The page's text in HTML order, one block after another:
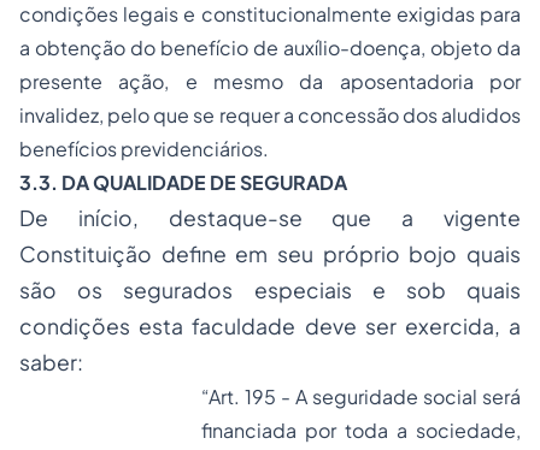
condições legais e constitucionalmente exigidas para
a obtenção do benefício de auxílio-doença, objeto da
presente ação, e mesmo da aposentadoria por
invalidez, pelo que se requer a concessão dos aludidos
benefícios previdenciários.
3.3. DA QUALIDADE DE SEGURADA
De início, destaque-se que a vigente
Constituição define em seu próprio bojo quais
são os segurados especiais e sob quais
condições esta faculdade deve ser exercida, a
saber:
“Art. 195 - A seguridade social será
financiada por toda a sociedade,